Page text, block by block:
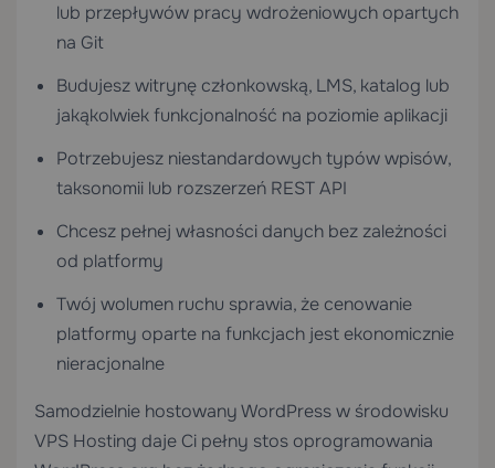
lub przepływów pracy wdrożeniowych opartych
na Git
Budujesz witrynę członkowską, LMS, katalog lub
jakąkolwiek funkcjonalność na poziomie aplikacji
Potrzebujesz niestandardowych typów wpisów,
taksonomii lub rozszerzeń REST API
Chcesz pełnej własności danych bez zależności
od platformy
Twój wolumen ruchu sprawia, że cenowanie
platformy oparte na funkcjach jest ekonomicznie
nieracjonalne
Samodzielnie hostowany WordPress w środowisku
VPS Hosting daje Ci pełny stos oprogramowania